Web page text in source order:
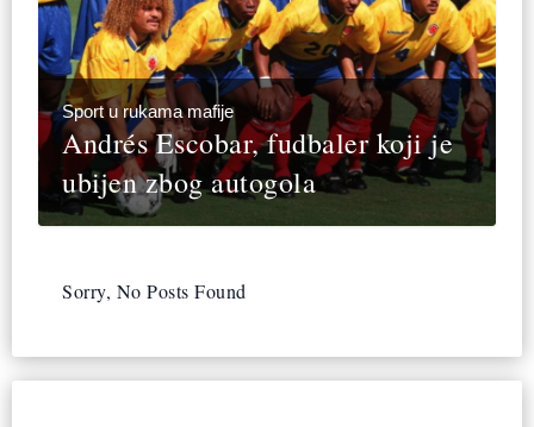
Sport u rukama mafije
Andrés Escobar, fudbaler koji je
ubijen zbog autogola
Sorry, No Posts Found